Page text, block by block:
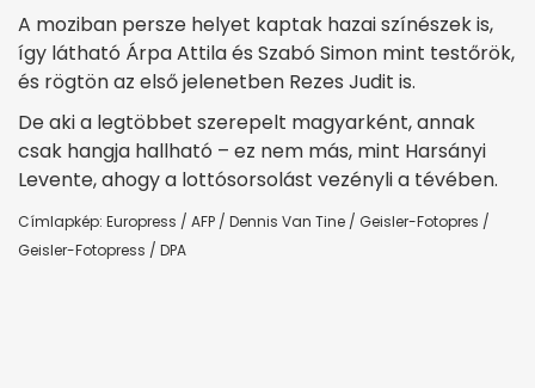
A moziban persze helyet kaptak hazai színészek is,
így látható Árpa Attila és Szabó Simon mint testőrök,
és rögtön az első jelenetben Rezes Judit is.
De aki a legtöbbet szerepelt magyarként, annak
csak hangja hallható – ez nem más, mint Harsányi
Levente, ahogy a lottósorsolást vezényli a tévében.
Címlapkép: Europress / AFP / Dennis Van Tine / Geisler-Fotopres /
Geisler-Fotopress / DPA